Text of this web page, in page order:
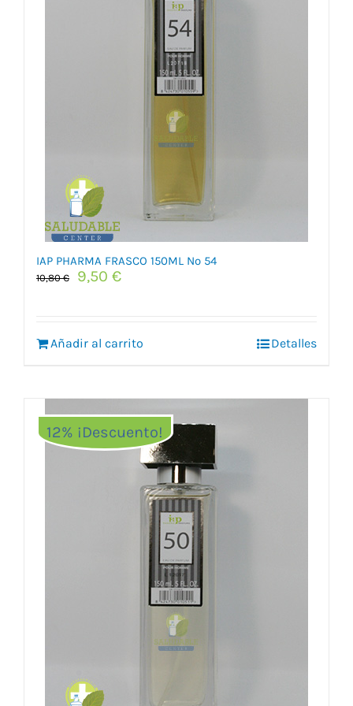
IAP PHARMA FRASCO 150ML Nº 54
10,80€
El
10,80 €.
9,50 €El
9,50 €.
Añadir al carrito Detalles
12% ¡Descuento!